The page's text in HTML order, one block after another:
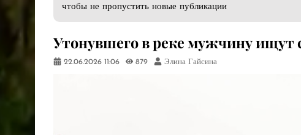
чтобы не пропустить новые публикации
Утонувшего в реке мужчину ищут
22.06.2026 11:06 879 Элина Гайсина